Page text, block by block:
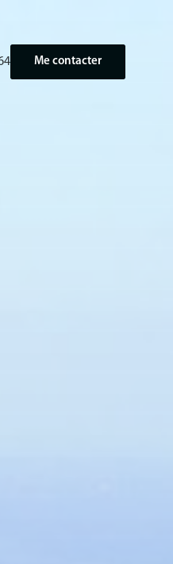
Me contacter